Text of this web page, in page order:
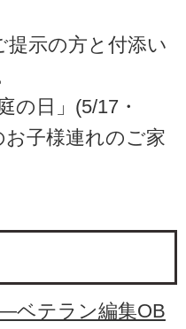
示の方と付添い
の日」(5/17・
お子様連れのご家
テラン編集OB